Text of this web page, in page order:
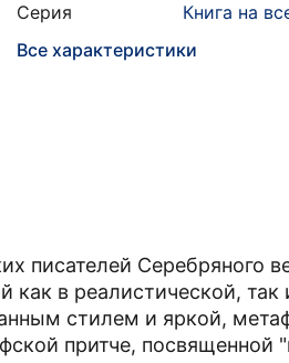
Серия
Книга на
Все характеристики
писателей Серебряного
как в реалистической,
стилем и яркой,
притче, посвященной